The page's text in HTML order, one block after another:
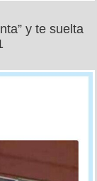
y te suelta